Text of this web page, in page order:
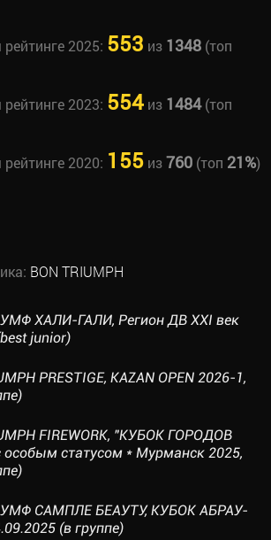
2025: 553 из 1348(топ
2023: 554из 1484(топ
2020: 155из760(топ 21%)
BON TRIUMPH
ХАЛИ-ГАЛИ, Регион ДВ XXI век
junior)
PRESTIGE, KAZAN OPEN 2026-1,
FIREWORK, "КУБОК ГОРОДОВ
статусом * Мурманск 2025,
САМПЛЕ БЕАУТУ, КУБОК АБРАУ-
(в группе)